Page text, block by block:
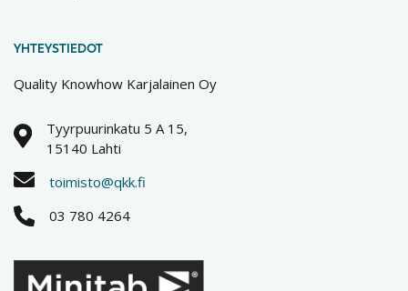
YHTEYSTIEDOT
Quality Knowhow Karjalainen Oy
Tyyrpuurinkatu 5 A 15,
15140 Lahti
toimisto@qkk.fi
03 780 4264